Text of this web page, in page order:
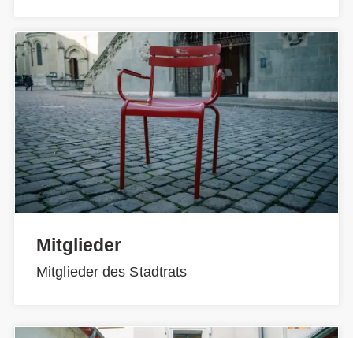
Mitglieder
Mitglieder des Stadtrats